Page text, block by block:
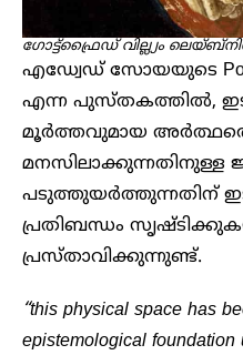
ഗോട്ട്ഫ്രൈഡ് വില്ല്യം
എഡ്വേഡ് സോയയുടെ
എന്ന പുസ്തകത്തിൽ,
മൂർത്തവുമായ
പടുത്തുയർത്തുന്നതിന്
പ്രതിബന്ധം
പ്രസ്താവിക്കുന്നുണ്ട്.
“this physical space has
epistemological